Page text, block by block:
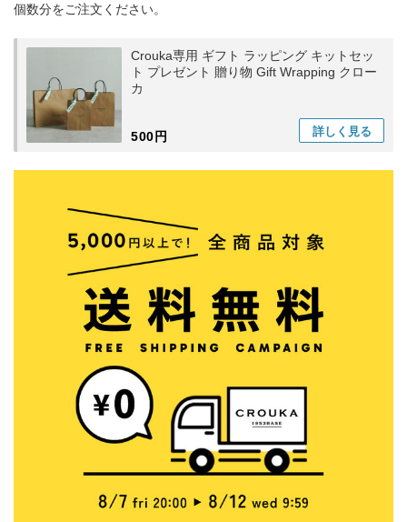
個数分をご注文ください。
Crouka専用 ギフト ラッピング キットセッ
ト プレゼント 贈り物 Gift Wrapping クロー
カ
500円 詳しく 見る